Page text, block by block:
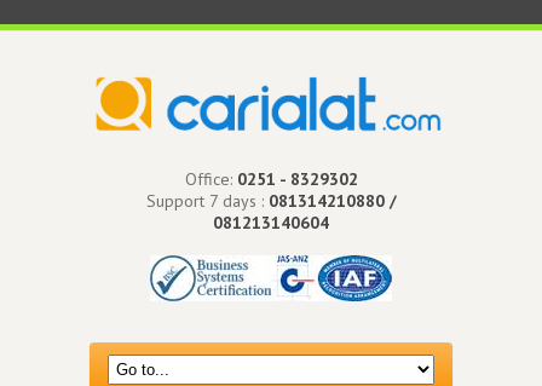
Office: 0251 - 8329302
Support 7 days : 081314210880 /
081213140604